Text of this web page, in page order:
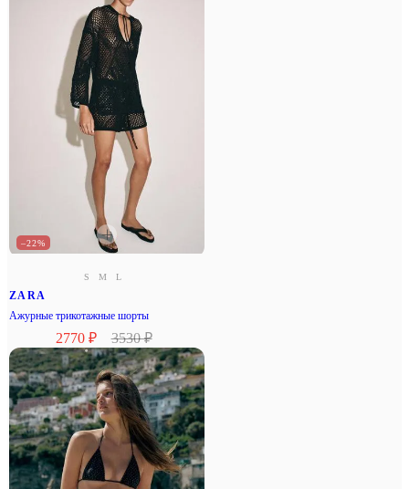
–22%
S M L
ZARA
Ажурные трикотажные шорты
2770 ₽ 3530 ₽